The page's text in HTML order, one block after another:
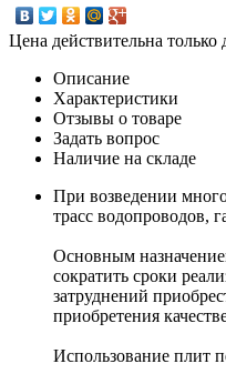
Цена действительна
Описание
Характеристики
Отзывы о товаре
Задать вопрос
Наличие на складе
При возведении
трасс водопроводов,
Основным
сократить сроки
затруднений
приобретения
Использование плит